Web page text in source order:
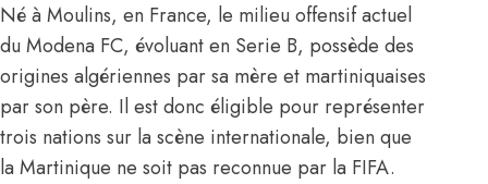
Né à Moulins, en France, le milieu offensif actuel
du Modena FC, évoluant en Serie B, possède des
origines algériennes par sa mère et martiniquaises
par son père. Il est donc éligible pour représenter
trois nations sur la scène internationale, bien que
la Martinique ne soit pas reconnue par la FIFA.